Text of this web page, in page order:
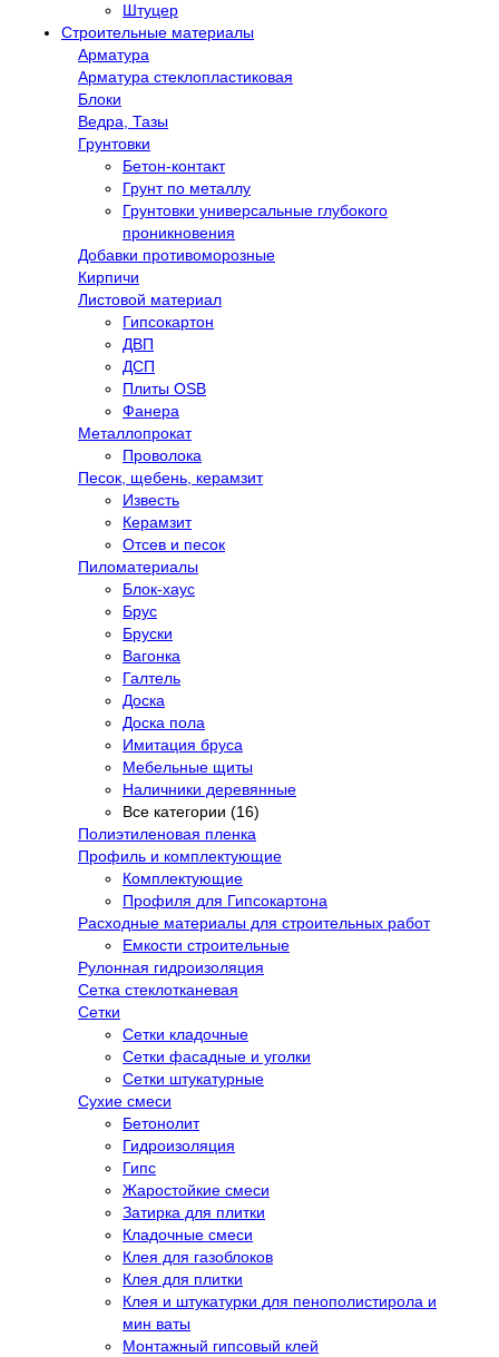
Штуцер
Строительные материалы
Арматура
Арматура стеклопластиковая
Блоки
Ведра, Тазы
Грунтовки
Бетон-контакт
Грунт по металлу
Грунтовки универсальные глубокого
проникновения
Добавки противоморозные
Кирпичи
Листовой материал
Гипсокартон
ДВП
ДСП
Плиты OSB
Фанера
Металлопрокат
Проволока
Песок, щебень, керамзит
Известь
Керамзит
Отсев и песок
Пиломатериалы
Блок-хаус
Брус
Бруски
Вагонка
Галтель
Доска
Доска пола
Имитация бруса
Мебельные щиты
Наличники деревянные
Все категории (16)
Полиэтиленовая пленка
Профиль и комплектующие
Комплектующие
Профиля для Гипсокартона
Расходные материалы для строительных работ
Емкости строительные
Рулонная гидроизоляция
Сетка стеклотканевая
Сетки
Сетки кладочные
Сетки фасадные и уголки
Сетки штукатурные
Сухие смеси
Бетонолит
Гидроизоляция
Гипс
Жаростойкие смеси
Затирка для плитки
Кладочные смеси
Клея для газоблоков
Клея для плитки
Клея и штукатурки для пенополистирола и
мин ваты
Монтажный гипсовый клей